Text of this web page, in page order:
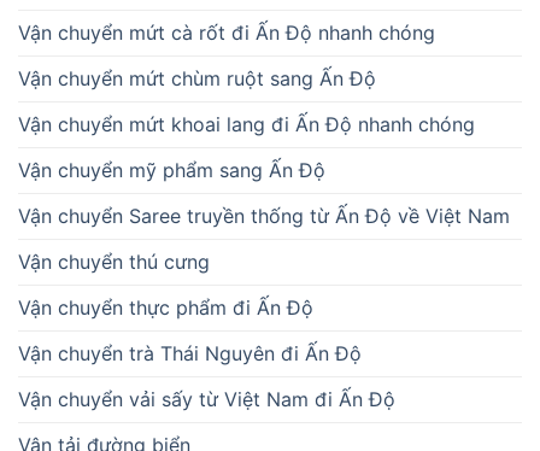
Vận chuyển mứt cà rốt đi Ấn Độ nhanh chóng
Vận chuyển mứt chùm ruột sang Ấn Độ
Vận chuyển mứt khoai lang đi Ấn Độ nhanh chóng
Vận chuyển mỹ phẩm sang Ấn Độ
Vận chuyển Saree truyền thống từ Ấn Độ về Việt Nam
Vận chuyển thú cưng
Vận chuyển thực phẩm đi Ấn Độ
Vận chuyển trà Thái Nguyên đi Ấn Độ
Vận chuyển vải sấy từ Việt Nam đi Ấn Độ
Vận tải đường biển